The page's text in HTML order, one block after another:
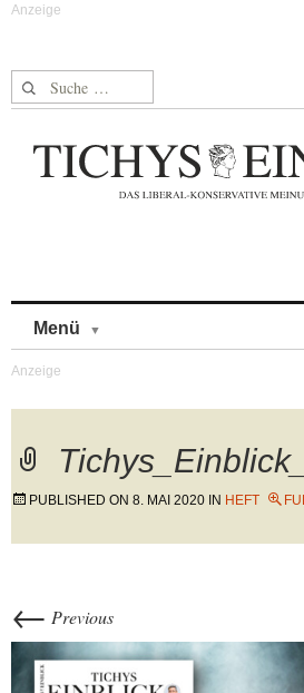
Suche nach:
Menü
PUBLISHED ON 8. MAI 2020 IN HEFT
← Previous